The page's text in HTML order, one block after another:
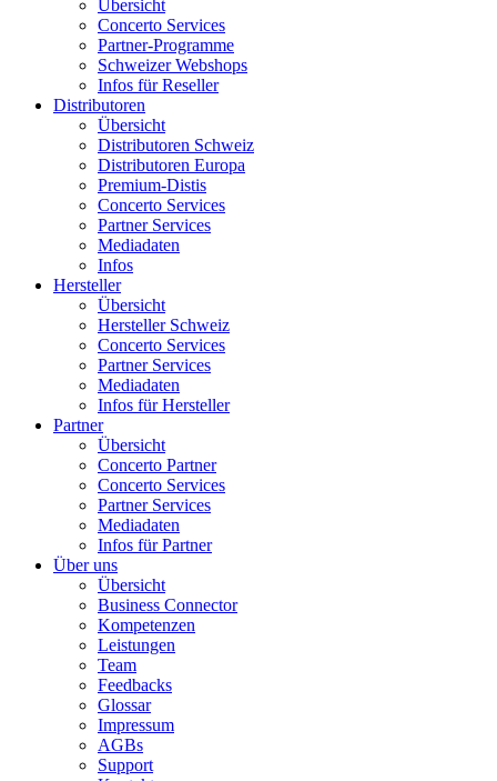
Übersicht
Concerto Services
Partner-Programme
Schweizer Webshops
Infos für Reseller
Distributoren
Übersicht
Distributoren Schweiz
Distributoren Europa
Premium-Distis
Concerto Services
Partner Services
Mediadaten
Infos
Hersteller
Übersicht
Hersteller Schweiz
Concerto Services
Partner Services
Mediadaten
Infos für Hersteller
Partner
Übersicht
Concerto Partner
Concerto Services
Partner Services
Mediadaten
Infos für Partner
Über uns
Übersicht
Business Connector
Kompetenzen
Leistungen
Team
Feedbacks
Glossar
Impressum
AGBs
Support